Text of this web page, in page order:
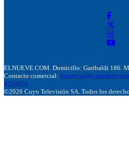
ELNUEVE.COM. Domicillo: Garibaldi 186.
Contacto comercial:
4204020
©2026 Cuyo Televisión SA. Todos los